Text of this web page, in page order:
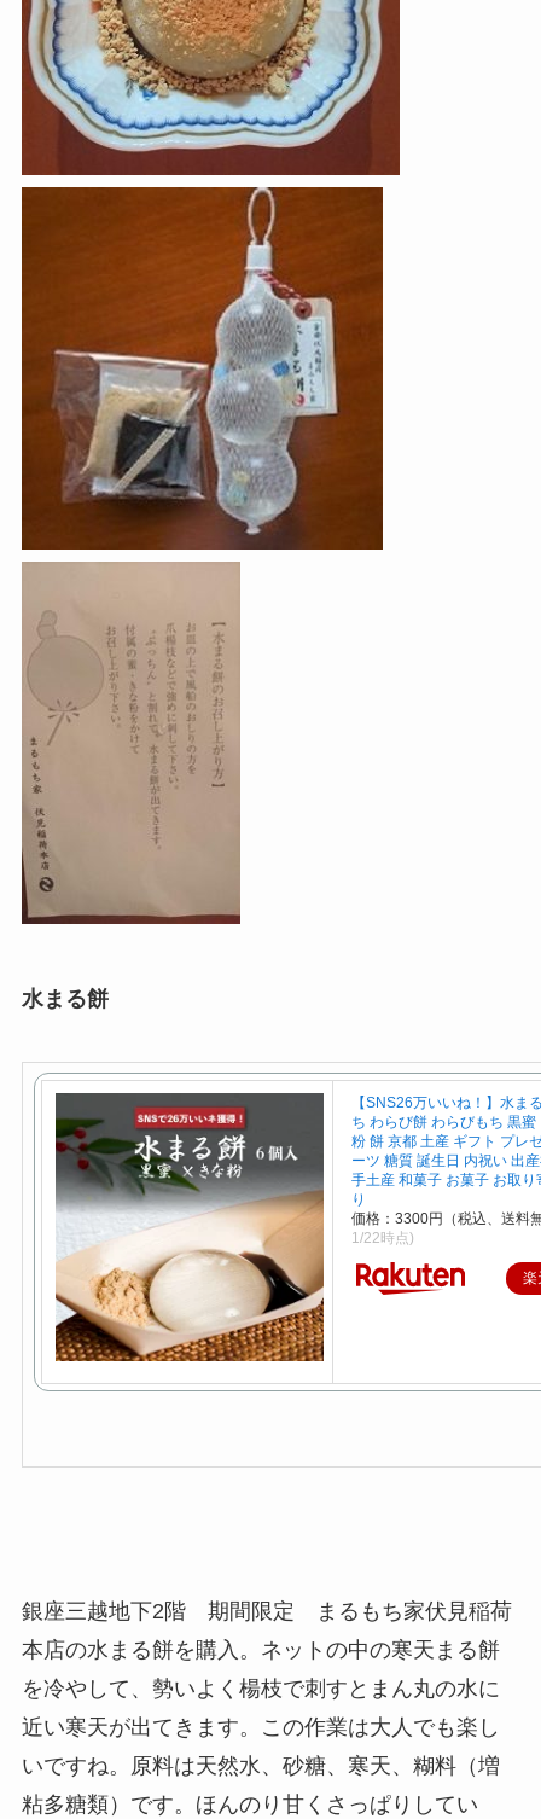
水まる餅
【SNS26万いいね！】水ま
ち わらび餅 わらびもち 黒蜜
粉 餅 京都 土産 ギフト プレ
ーツ 糖質 誕生日 内祝い 出
手土産 和菓子 お菓子 お取り
り
価格：3300円（税込、送料
1/22時点)
楽
銀座三越地下2階 期間限定 まるもち家伏見稲荷
本店の水まる餅を購入。ネットの中の寒天まる餅
を冷やして、勢いよく楊枝で刺すとまん丸の水に
近い寒天が出てきます。この作業は大人でも楽し
いですね。原料は天然水、砂糖、寒天、糊料（増
粘多糖類）です。ほんのり甘くさっぱりしてい